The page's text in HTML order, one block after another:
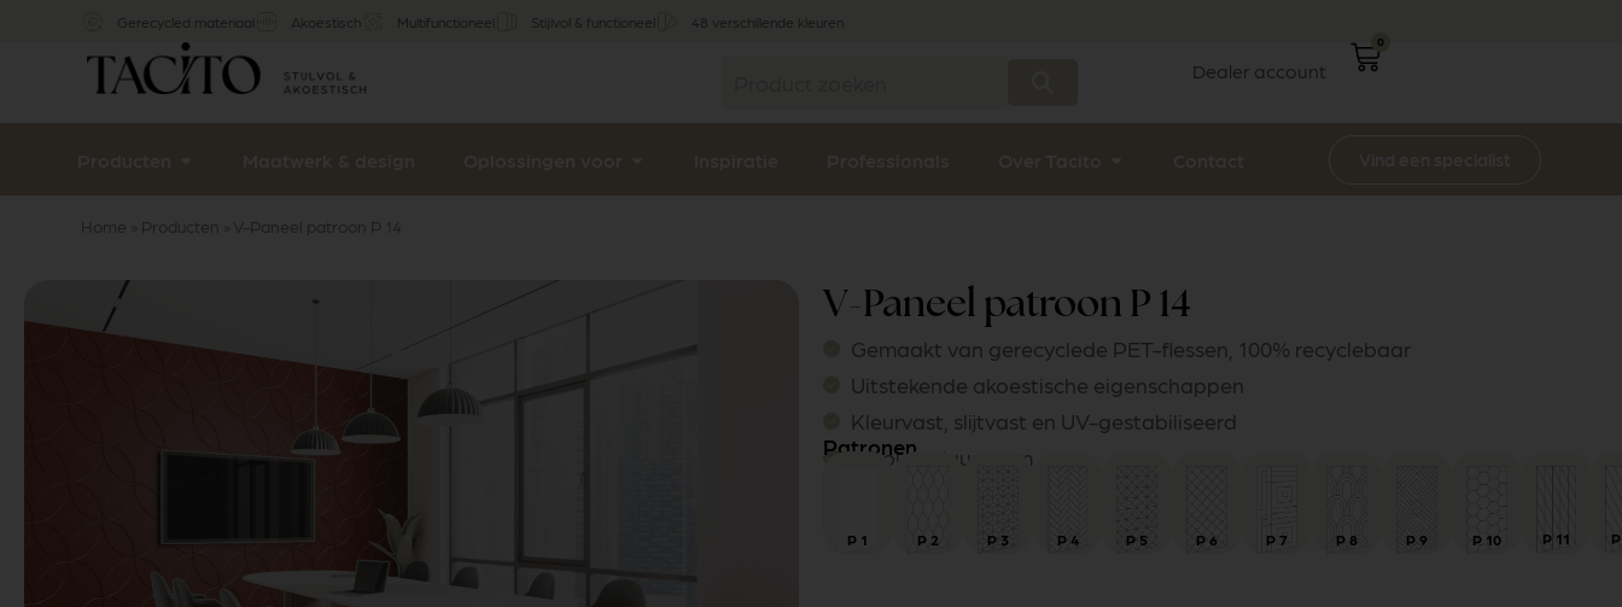
Gerecycled materiaal Akoestisch Multifunctioneel Stijlvol & functioneel 48 verschillende kleuren
Dealer account
0
Home Producten V-Paneel patroon P 14
V-Paneel patroon P 14
Gemaakt van gerecyclede PET-flessen, 100% recyclebaar
Uitstekende akoestische eigenschappen
Kleurvast, slijtvast en UV-gestabiliseerd
Mooi en duurzaam
Patronen
P 1 P 2 P 3 P4 P 5 P 6 P 7 P8 P9 P10 P 11 P